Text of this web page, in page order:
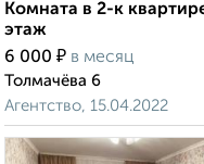
Комната в 2-к
этаж
6 000 ₽ в месяц
Толмачёва 6
Агентство, 15.04.2022